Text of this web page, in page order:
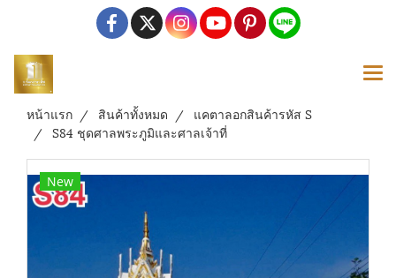
หน้าแรก สินค้าทั้งหมด
แคตาลอกสินค้ารหัส S
S84 ชุดศาลพระภูมิและศาลเจ้าที่
New